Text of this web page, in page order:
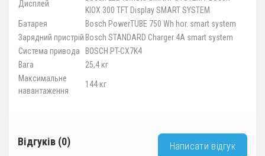
Дисплей
KIOX 300 TFT Display SMART SYSTEM
Батарея
Bosch PowerTUBE 750 Wh hor. smart system
Зарядний пристрій Bosch STANDARD Charger 4A smart system
Система привода
BOSCH PT-CX7K4
Вага
25,4 кг
Максимальне
навантаження
144 кг
Відгуків (0) Написати відгук